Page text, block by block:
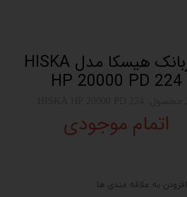
پاوربانک هیسکا مدل HISKA
HP 20000 PD 224
اتمام موجودی
افزودن به علاقه مندی ها